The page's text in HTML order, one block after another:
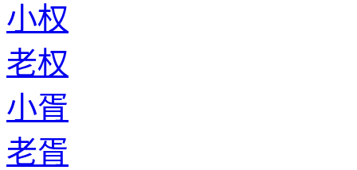
小权
老权
小胥
老胥